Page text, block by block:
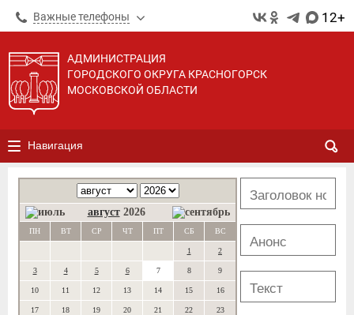
Важные телефоны 12+
АДМИНИСТРАЦИЯ
ГОРОДСКОГО ОКРУГА КРАСНОГОРСК
МОСКОВСКОЙ ОБЛАСТИ
Навигация
август 2026
ПН ВТ СР ЧТ ПТ СБ ВС
1 2
3 4 5 6 7 8 9
10 11 12 13 14 15 16
17 18 19 20 21 22 23